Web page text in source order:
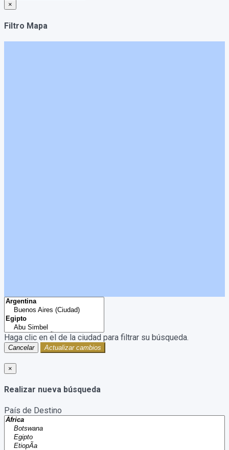
×
Filtro Mapa
Haga clic en el de la ciudad para filtrar su búsqueda.
Cancelar Actualizar cambios
×
Realizar nueva búsqueda
País de Destino